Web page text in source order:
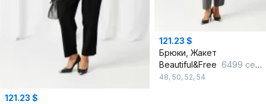
121.23 $
121.23 $
Брюки, Жакет
Beautiful&Free 6499 серый
48, 50, 52, 54